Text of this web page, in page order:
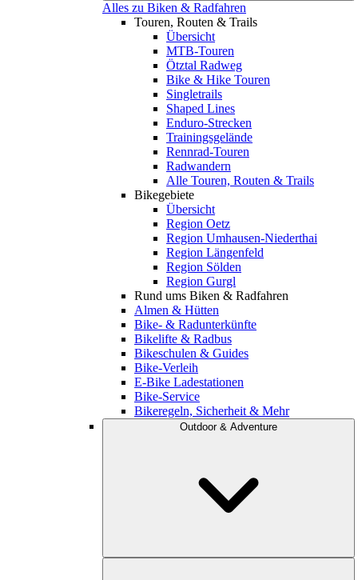
Alles zu Biken & Radfahren
Touren, Routen & Trails
Übersicht
MTB-Touren
Ötztal Radweg
Bike & Hike Touren
Singletrails
Shaped Lines
Enduro-Strecken
Trainingsgelände
Rennrad-Touren
Radwandern
Alle Touren, Routen & Trails
Bikegebiete
Übersicht
Region Oetz
Region Umhausen-Niederthai
Region Längenfeld
Region Sölden
Region Gurgl
Rund ums Biken & Radfahren
Almen & Hütten
Bike- & Radunterkünfte
Bikelifte & Radbus
Bikeschulen & Guides
Bike-Verleih
E-Bike Ladestationen
Bike-Service
Bikeregeln, Sicherheit & Mehr
Outdoor & Adventure